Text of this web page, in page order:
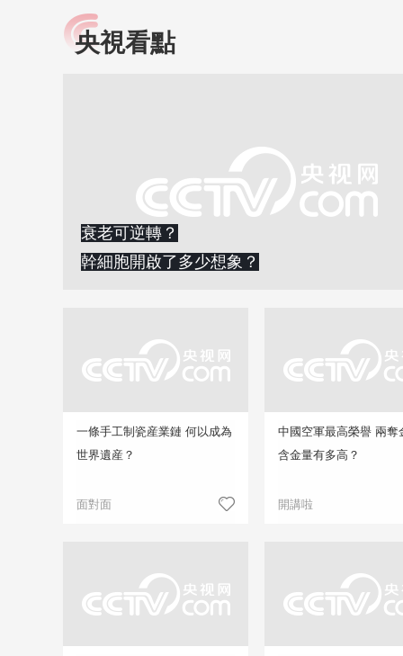
小央視頻
知識！
央視看點
衰老可逆轉？
幹細胞開啟了多少想象？
一條手工制瓷産業鏈 何以成為
世界遺産？
面對面
中國空軍最高榮譽 兩奪
含金量有多高？
開講啦